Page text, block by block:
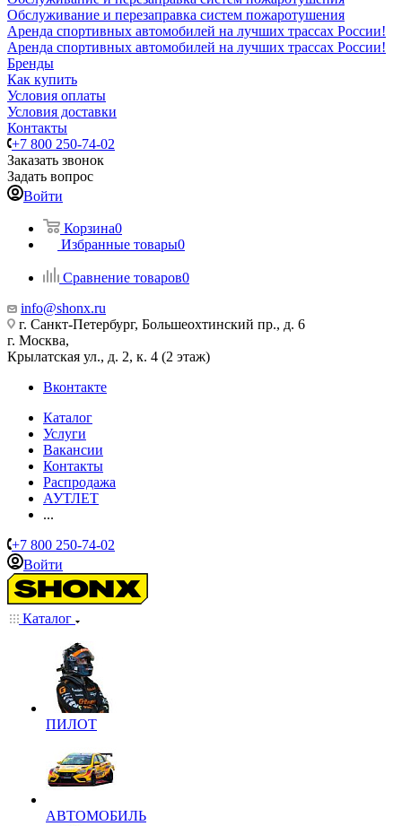
Обслуживание и перезаправка систем пожаротушения
Аренда спортивных автомобилей на лучших трассах России!
Аренда спортивных автомобилей на лучших трассах России!
Бренды
Как купить
Условия оплаты
Условия доставки
Контакты
+7 800 250-74-02
Заказать звонок
Задать вопрос
Войти
Корзина0
Избранные товары0
Сравнение товаров0
info@shonx.ru
г. Санкт-Петербург, Большеохтинский пр., д. 6
г. Москва,
Крылатская ул., д. 2, к. 4 (2 этаж)
Вконтакте
Каталог
Услуги
Вакансии
Контакты
Распродажа
АУТЛЕТ
...
+7 800 250-74-02
Войти
Каталог
ПИЛОТ
АВТОМОБИЛЬ